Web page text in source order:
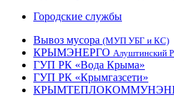
Городские службы
Вывоз мусора (МУП УБГ и КС)
КРЫМЭНЕРГО Алуштинский
ГУП РК «Вода Крыма»
ГУП РК «Крымгазсети»